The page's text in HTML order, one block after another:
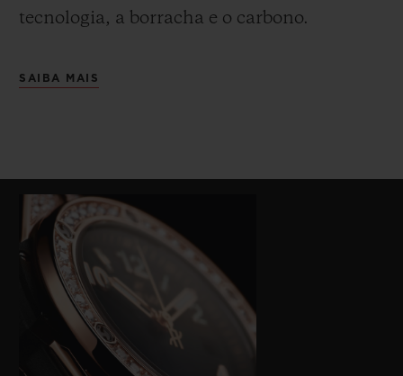
tecnologia, a borracha e o carbono.
SAIBA MAIS